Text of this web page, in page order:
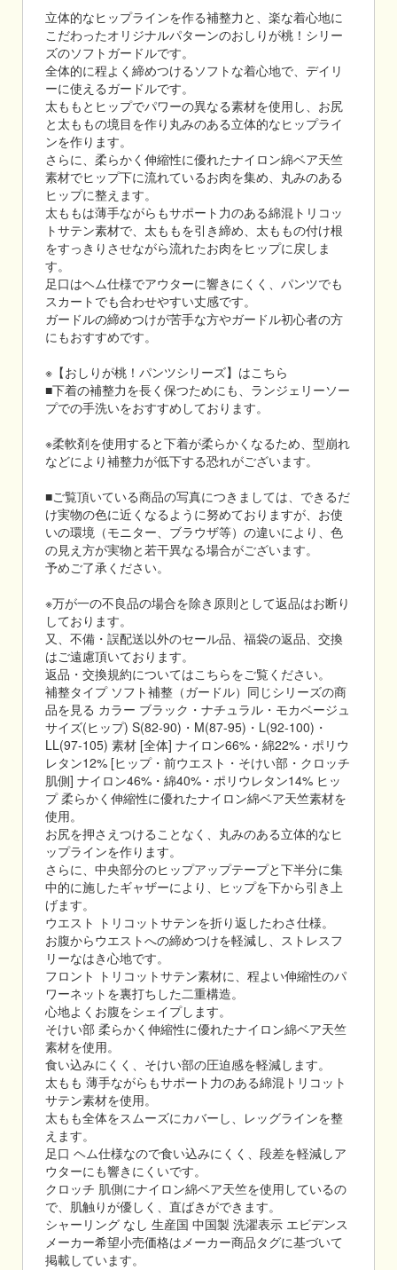
立体的なヒップラインを作る補整力と、楽な着心地に
こだわったオリジナルパターンのおしりが桃！シリー
ズのソフトガードルです。
全体的に程よく締めつけるソフトな着心地で、デイリ
ーに使えるガードルです。
太ももとヒップでパワーの異なる素材を使用し、お尻
と太ももの境目を作り丸みのある立体的なヒップライ
ンを作ります。
さらに、柔らかく伸縮性に優れたナイロン綿ベア天竺
素材でヒップ下に流れているお肉を集め、丸みのある
ヒップに整えます。
太ももは薄手ながらもサポート力のある綿混トリコッ
トサテン素材で、太ももを引き締め、太ももの付け根
をすっきりさせながら流れたお肉をヒップに戻しま
す。
足口はヘム仕様でアウターに響きにくく、パンツでも
スカートでも合わせやすい丈感です。
ガードルの締めつけが苦手な方やガードル初心者の方
にもおすすめです。
※【おしりが桃！パンツシリーズ】はこちら
■下着の補整力を長く保つためにも、ランジェリーソー
プでの手洗いをおすすめしております。
※柔軟剤を使用すると下着が柔らかくなるため、型崩れ
などにより補整力が低下する恐れがございます。
■ご覧頂いている商品の写真につきましては、できるだ
け実物の色に近くなるように努めておりますが、お使
いの環境（モニター、ブラウザ等）の違いにより、色
の見え方が実物と若干異なる場合がございます。
予めご了承ください。
※万が一の不良品の場合を除き原則として返品はお断り
しております。
又、不備・誤配送以外のセール品、福袋の返品、交換
はご遠慮頂いております。
返品・交換規約についてはこちらをご覧ください。
補整タイプ ソフト補整（ガードル）同じシリーズの商
品を見る カラー ブラック・ナチュラル・モカベージュ
サイズ(ヒップ) S(82-90)・M(87-95)・L(92-100)・
LL(97-105) 素材 [全体] ナイロン66%・綿22%・ポリウ
レタン12% [ヒップ・前ウエスト・そけい部・クロッチ
肌側] ナイロン46%・綿40%・ポリウレタン14% ヒッ
プ 柔らかく伸縮性に優れたナイロン綿ベア天竺素材を
使用。
お尻を押さえつけることなく、丸みのある立体的なヒ
ップラインを作ります。
さらに、中央部分のヒップアップテープと下半分に集
中的に施したギャザーにより、ヒップを下から引き上
げます。
ウエスト トリコットサテンを折り返したわさ仕様。
お腹からウエストへの締めつけを軽減し、ストレスフ
リーなはき心地です。
フロント トリコットサテン素材に、程よい伸縮性のパ
ワーネットを裏打ちした二重構造。
心地よくお腹をシェイプします。
そけい部 柔らかく伸縮性に優れたナイロン綿ベア天竺
素材を使用。
食い込みにくく、そけい部の圧迫感を軽減します。
太もも 薄手ながらもサポート力のある綿混トリコット
サテン素材を使用。
太もも全体をスムーズにカバーし、レッグラインを整
えます。
足口 ヘム仕様なので食い込みにくく、段差を軽減しア
ウターにも響きにくいです。
クロッチ 肌側にナイロン綿ベア天竺を使用しているの
で、肌触りが優しく、直ばきができます。
シャーリング なし 生産国 中国製 洗濯表示 エビデンス
メーカー希望小売価格はメーカー商品タグに基づいて
掲載しています。